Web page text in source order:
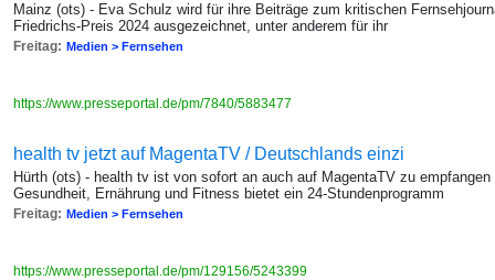
Mainz (ots) - Eva Schulz wird für ihre Beiträge zum kritischen
Friedrichs-Preis 2024 ausgezeichnet, unter anderem für ihr
Freitag: Medien > Fernsehen
https://www.presseportal.de/pm/7840/5883477
health tv jetzt auf MagentaTV / Deutschlands einzi
Hürth (ots) - health tv ist von sofort an auch auf MagentaTV zu
Gesundheit, Ernährung und Fitness bietet ein 24-Stundenprogramm
Freitag: Medien > Fernsehen
https://www.presseportal.de/pm/129156/5243399